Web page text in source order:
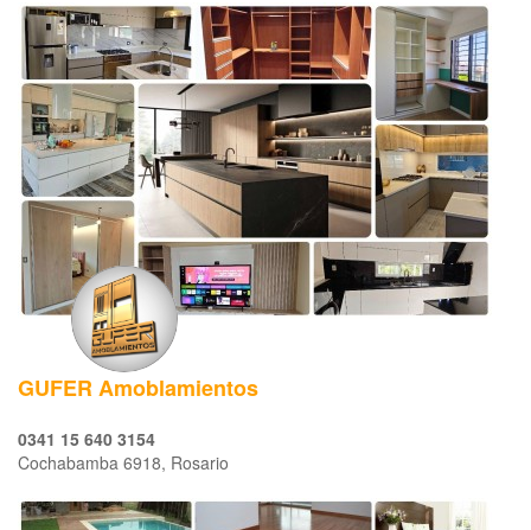
GUFER Amoblamientos
0341 15 640 3154
Cochabamba 6918, Rosario